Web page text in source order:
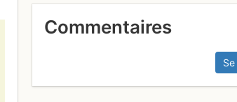
Commentaires